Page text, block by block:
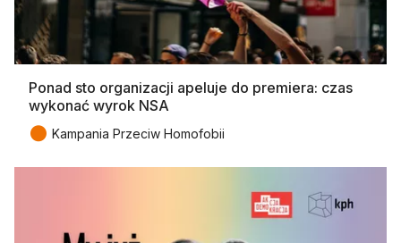
Ponad sto organizacji apeluje do premiera: czas
wykonać wyrok NSA
● Kampania Przeciw Homofobii